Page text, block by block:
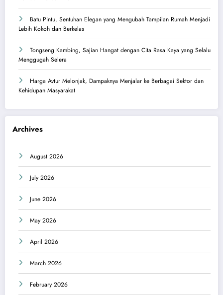
Batu Pintu, Sentuhan Elegan yang Mengubah Tampilan Rumah Menjadi
Lebih Kokoh dan Berkelas
Tongseng Kambing, Sajian Hangat dengan Cita Rasa Kaya yang Selalu
Menggugah Selera
Harga Avtur Melonjak, Dampaknya Menjalar ke Berbagai Sektor dan
Kehidupan Masyarakat
Archives
August 2026
July 2026
June 2026
May 2026
April 2026
March 2026
February 2026